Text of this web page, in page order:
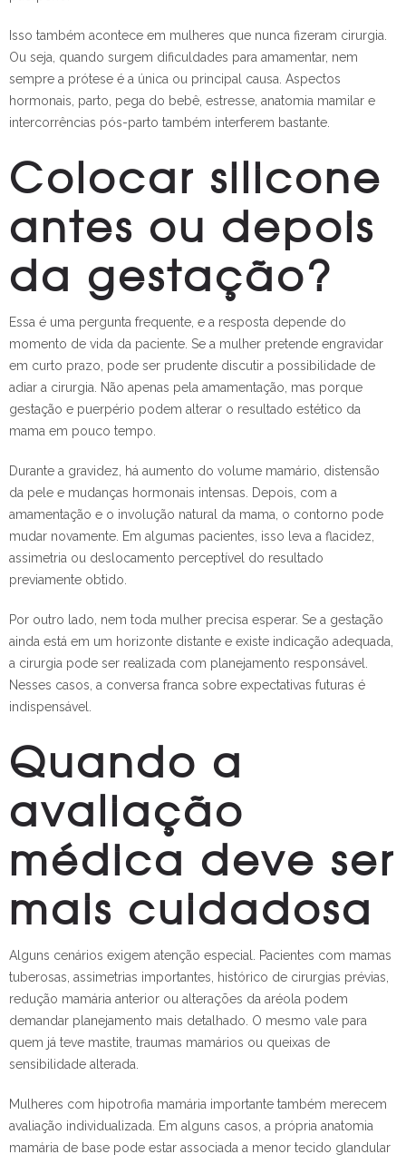
Isso também acontece em mulheres que nunca fizeram cirurgia.
Ou seja, quando surgem dificuldades para amamentar, nem
sempre a prótese é a única ou principal causa. Aspectos
hormonais, parto, pega do bebê, estresse, anatomia mamilar e
intercorrências pós-parto também interferem bastante.
Colocar silicone
antes ou depois
da gestação?
Essa é uma pergunta frequente, e a resposta depende do
momento de vida da paciente. Se a mulher pretende engravidar
em curto prazo, pode ser prudente discutir a possibilidade de
adiar a cirurgia. Não apenas pela amamentação, mas porque
gestação e puerpério podem alterar o resultado estético da
mama em pouco tempo.
Durante a gravidez, há aumento do volume mamário, distensão
da pele e mudanças hormonais intensas. Depois, com a
amamentação e o involução natural da mama, o contorno pode
mudar novamente. Em algumas pacientes, isso leva a flacidez,
assimetria ou deslocamento perceptível do resultado
previamente obtido.
Por outro lado, nem toda mulher precisa esperar. Se a gestação
ainda está em um horizonte distante e existe indicação adequada,
a cirurgia pode ser realizada com planejamento responsável.
Nesses casos, a conversa franca sobre expectativas futuras é
indispensável.
Quando a
avaliação
médica deve ser
mais cuidadosa
Alguns cenários exigem atenção especial. Pacientes com mamas
tuberosas, assimetrias importantes, histórico de cirurgias prévias,
redução mamária anterior ou alterações da aréola podem
demandar planejamento mais detalhado. O mesmo vale para
quem já teve mastite, traumas mamários ou queixas de
sensibilidade alterada.
Mulheres com hipotrofia mamária importante também merecem
avaliação individualizada. Em alguns casos, a própria anatomia
mamária de base pode estar associada a menor tecido glandular